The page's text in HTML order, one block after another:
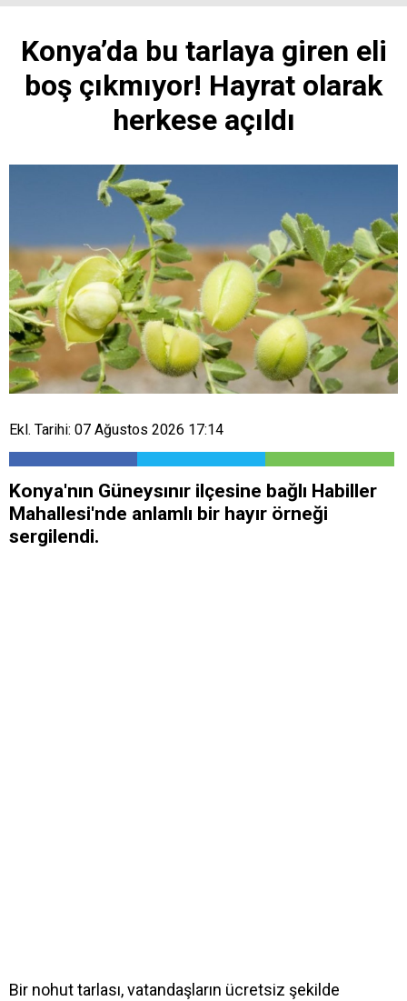
Konya’da bu tarlaya giren eli
boş çıkmıyor! Hayrat olarak
herkese açıldı
Ekl. Tarihi: 07 Ağustos 2026 17:14
Konya'nın Güneysınır ilçesine bağlı Habiller
Mahallesi'nde anlamlı bir hayır örneği
sergilendi.
Bir nohut tarlası, vatandaşların ücretsiz şekilde